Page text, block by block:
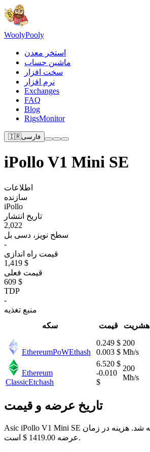
WoolyPooly
استخر معدن
ماشین حساب
سخت افزار
نرم افزار
Exchanges
FAQ
Blog
RigsMonitor
🇮🇷فارسی
iPollo V1 Mini SE
اطلاعات
سازنده
iPollo
تاریخ انتشار
2,022
سطح نویز، دسی بل
-
قیمت راه اندازی
1,419 $
قیمت فعلی
609 $
TDP
-
منبع تغذیه
سکه
قیمت هشریت
EthereumPoWEthash
0.249 $
0.003 $
200
Mh/s
Ethereum
ClassicEtchash
6.520 $
-0.010
$
200
Mh/s
تاریخ عرضه و قیمت
Asic iPollo V1 Mini SE در2022 سال عرضه شد. هزینه در زمان
عرضه 1419.00 $ است.